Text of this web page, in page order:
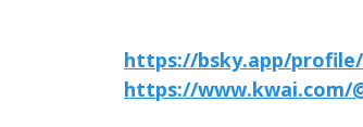
https://bsky.app/
https://www.kwai.com/